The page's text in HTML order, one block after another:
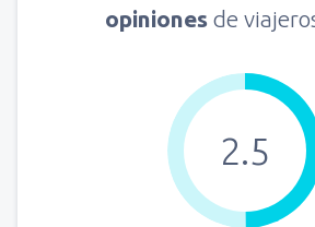
opiniones de
2.5